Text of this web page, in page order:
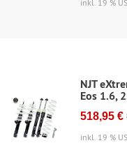
inkl. 19 %
NJT
Eos 1.6,
518,95 €
inkl. 19 %